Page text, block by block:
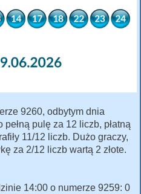
9260, odbytym dnia
pulę za 12 liczb, płatną
11/12 liczb. Dużo graczy,
za 2/12 liczb wartą 2 złote.
14:00 o numerze 9259: 0